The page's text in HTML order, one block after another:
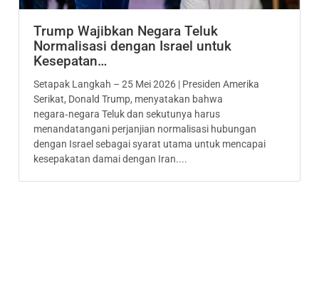
Trump Wajibkan Negara Teluk
Normalisasi dengan Israel untuk
Kesepatan…
Setapak Langkah – 25 Mei 2026 | Presiden Amerika
Serikat, Donald Trump, menyatakan bahwa
negara‑negara Teluk dan sekutunya harus
menandatangani perjanjian normalisasi hubungan
dengan Israel sebagai syarat utama untuk mencapai
kesepakatan damai dengan Iran....